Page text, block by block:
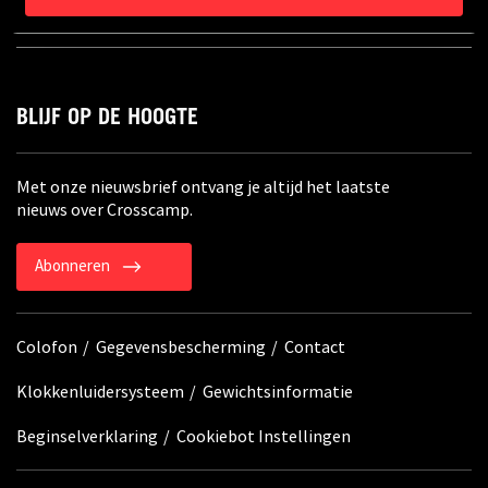
SERVICE
BLIJF OP DE HOOGTE
Met onze nieuwsbrief ontvang je altijd het laatste
nieuws over Crosscamp.
Abonneren
Colofon Gegevensbescherming Contact
Klokkenluidersysteem Gewichtsinformatie
Beginselverklaring Cookiebot Instellingen